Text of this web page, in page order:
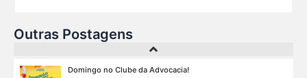
Outras Postagens
Hoje é um dia especial para celebrar a vida de qu s...